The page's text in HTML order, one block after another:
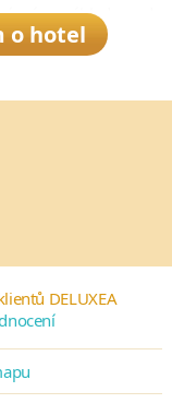
výhledem do
restaurace a
centrum Lembah či
posilovna a
od města Ubud,
galeriemi a útulnými
o hotel
DELUXEA